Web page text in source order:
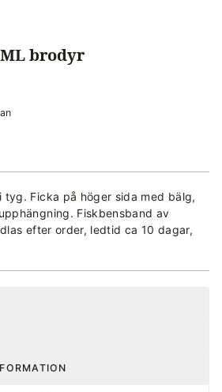
brodyr
tyg. Ficka på höger sida med bälg,
Fiskbensband av
efter order, ledtid ca 10 dagar,